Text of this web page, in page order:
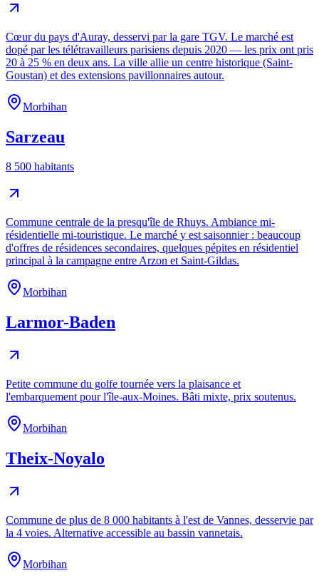
Cœur du pays d'Auray, desservi par la gare TGV. Le marché est
dopé par les télétravailleurs parisiens depuis 2020 — les prix ont pris
20 à 25 % en deux ans. La ville allie un centre historique (Saint-
Goustan) et des extensions pavillonnaires autour.
Morbihan
Sarzeau
8 500 habitants
Commune centrale de la presqu'île de Rhuys. Ambiance mi-
résidentielle mi-touristique. Le marché y est saisonnier : beaucoup
d'offres de résidences secondaires, quelques pépites en résidentiel
principal à la campagne entre Arzon et Saint-Gildas.
Morbihan
Larmor-Baden
Petite commune du golfe tournée vers la plaisance et
l'embarquement pour l'île-aux-Moines. Bâti mixte, prix soutenus.
Morbihan
Theix-Noyalo
Commune de plus de 8 000 habitants à l'est de Vannes, desservie par
la 4 voies. Alternative accessible au bassin vannetais.
Morbihan